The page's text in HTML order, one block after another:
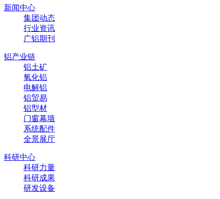
新闻中心
集团动态
行业资讯
广铝期刊
铝产业链
铝土矿
氧化铝
电解铝
铝贸易
铝型材
门窗幕墙
系统配件
全景展厅
科研中心
科研力量
科研成果
研发设备